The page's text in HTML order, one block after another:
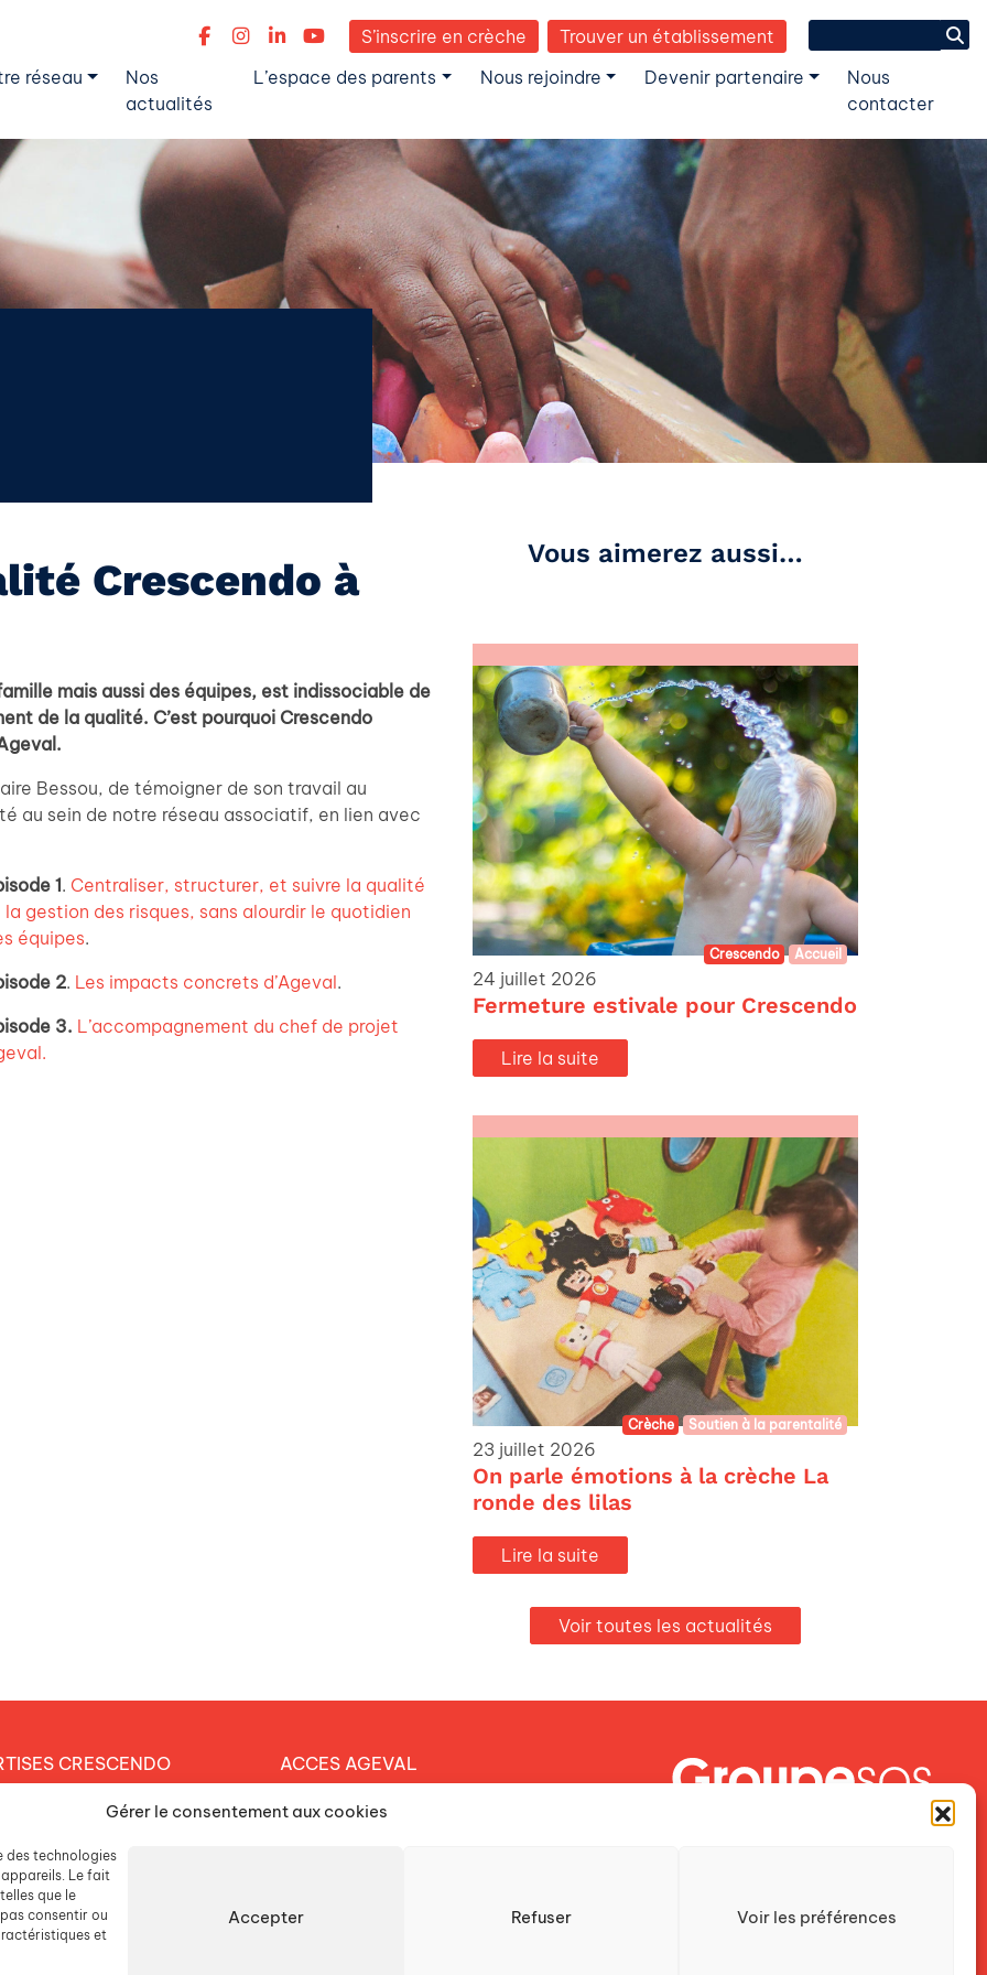
Gérer le consentement aux cookies
des technologies
Le fait
que le
consentir ou
et
Accepter Refuser Voir les préférences
S’inscrire en crèche Trouver un établissement
réseau
Nos
actualités
L’espace des parents Nous rejoindre Devenir partenaire
Nous
contacter
Crescendo à
mais aussi des équipes, est indissociable de
de la qualité. C’est pourquoi Crescendo
Bessou, de témoigner de son travail au
au sein de notre réseau associatif, en lien avec
1. Centraliser, structurer, et suivre la qualité
gestion des risques, sans alourdir le quotidien
équipes.
2. Les impacts concrets d’Ageval.
3. L’accompagnement du chef de projet
Vous aimerez aussi…
Crescendo Accueil
24 juillet 2026
Fermeture estivale pour Crescendo
Lire la suite
Crèche Soutien à la parentalité
23 juillet 2026
On parle émotions à la crèche La
ronde des lilas
Lire la suite
Voir toutes les actualités
CRESCENDO
RH
ACCES AGEVAL
CONTACTEZ-NOUS